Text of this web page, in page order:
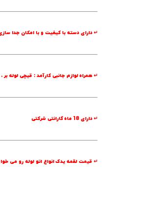
↵ دارای دسته با کیفیت و با امکان جدا
↵ همراه لوازم جانبی کارآمد : قیچی لوله
↵ دارای 18 ماه گارانتی شرکتی
↵ قیمت لقمه یدک انواع اتو لوله رو می